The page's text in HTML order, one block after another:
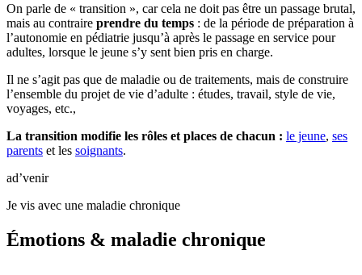
On parle de « transition », car cela ne doit pas être un passage brutal,
mais au contraire prendre du temps : de la période de préparation à
l’autonomie en pédiatrie jusqu’à après le passage en service pour
adultes, lorsque le jeune s’y sent bien pris en charge.
Il ne s’agit pas que de maladie ou de traitements, mais de construire
l’ensemble du projet de vie d’adulte : études, travail, style de vie,
voyages, etc.,
La transition modifie les rôles et places de chacun : le jeune, ses
parents et les soignants.
ad’venir
Je vis avec une maladie chronique
Émotions & maladie chronique